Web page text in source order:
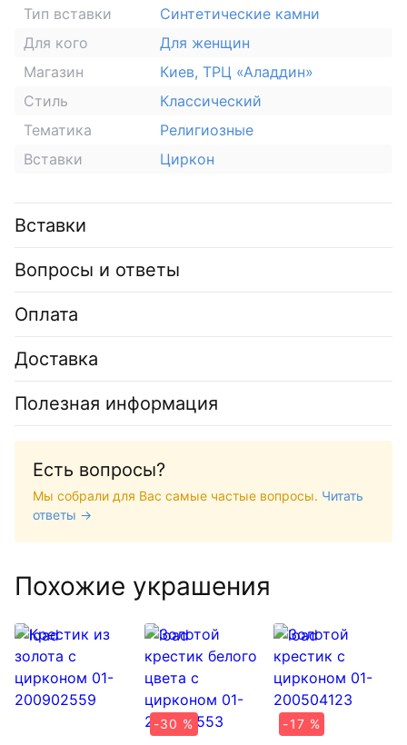
Тип вставки
Синтетические камни
Для кого
Для женщин
Магазин
Киев, ТРЦ «Аладдин»
Стиль
Классический
Тематика
Религиозные
Вставки
Циркон
Вставки
Вопросы и ответы
Оплата
Доставка
Полезная информация
Есть вопросы?
Мы собрали для Вас самые частые вопросы. Читать
ответы →
Похожие украшения
-30 %
-17 %